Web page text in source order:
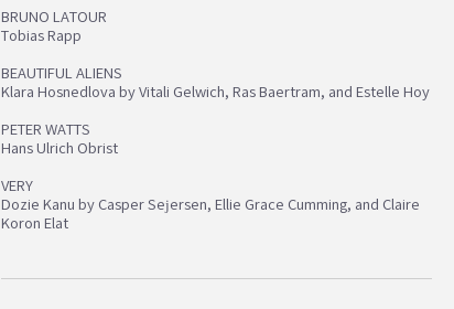
BRUNO LATOUR
Tobias Rapp
BEAUTIFUL ALIENS
Klara Hosnedlova by Vitali Gelwich, Ras Baertram, and Estelle Hoy
PETER WATTS
Hans Ulrich Obrist
VERY
Dozie Kanu by Casper Sejersen, Ellie Grace Cumming, and Claire
Koron Elat